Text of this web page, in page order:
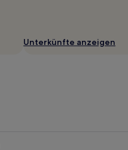
Unterkünfte anzeigen